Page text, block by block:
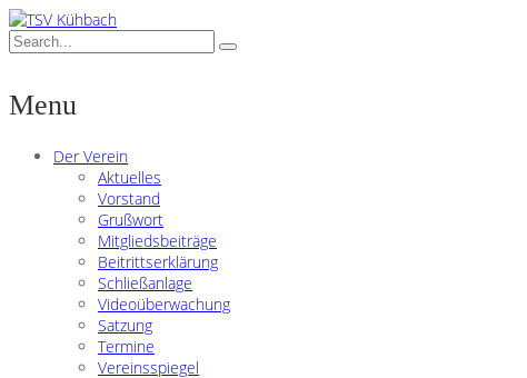
Menu
Der Verein
Aktuelles
Vorstand
Grußwort
Mitgliedsbeiträge
Beitrittserklärung
Schließanlage
Videoüberwachung
Satzung
Termine
Vereinsspiegel